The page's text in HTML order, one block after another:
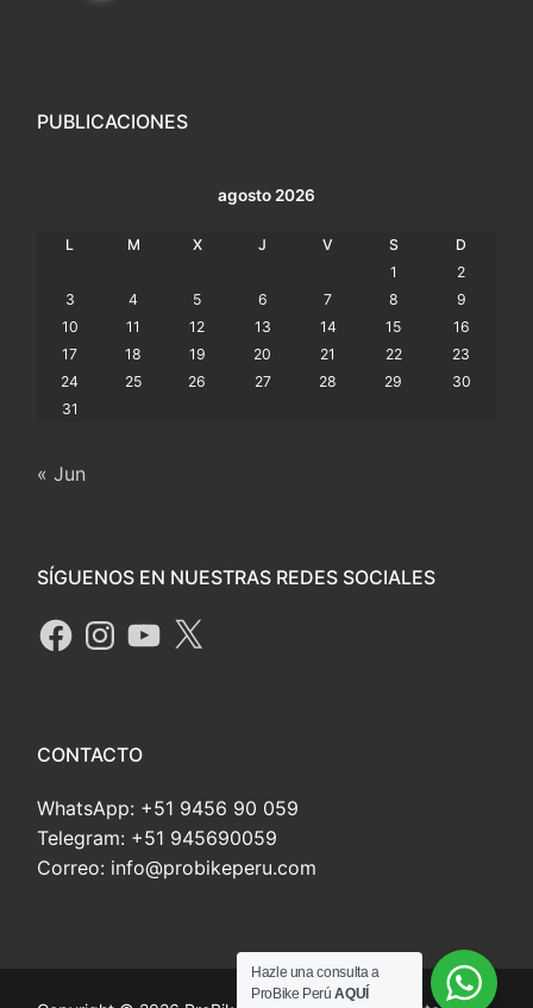
PUBLICACIONES
agosto 2026
L M X J V S
D
1
2
3
4 5 6 7 8
9
10
11 12 13 14 15
16
17
18 19 20 21 22
23
24
25 26 27 28 29
30
31
« Jun
SÍGUENOS EN NUESTRAS REDES SOCIALES
CONTACTO
WhatsApp: +51 9456 90 059
Telegram: +51 945690059
Correo: info@probikeperu.com
Hazle una consulta a
ProBike PerúAQUÍ